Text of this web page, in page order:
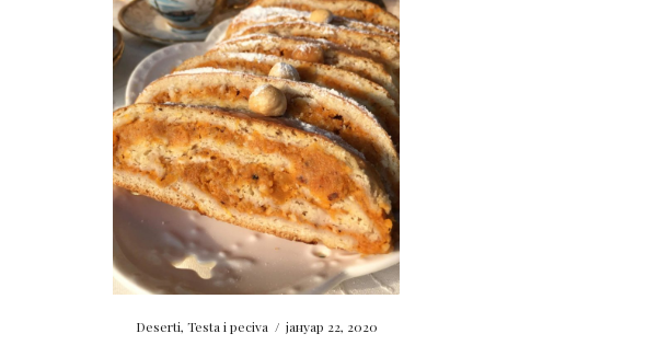
Deserti, Testa i peciva / јануар 22, 2020